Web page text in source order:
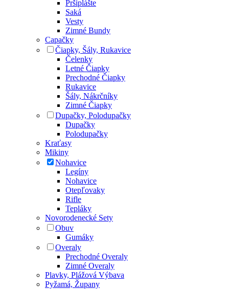
Pršiplášte
Saká
Vesty
Zimné Bundy
Capačky
Čiapky, Šály, Rukavice
Čelenky
Letné Čiapky
Prechodné Čiapky
Rukavice
Šály, Nákrčníky
Zimné Čiapky
Dupačky, Polodupačky
Dupačky
Polodupačky
Kraťasy
Mikiny
Nohavice
Legíny
Nohavice
Otepľovaky
Rifle
Tepláky
Novorodenecké Sety
Obuv
Gumáky
Overaly
Prechodné Overaly
Zimné Overaly
Plavky, Plážová Výbava
Pyžamá, Župany